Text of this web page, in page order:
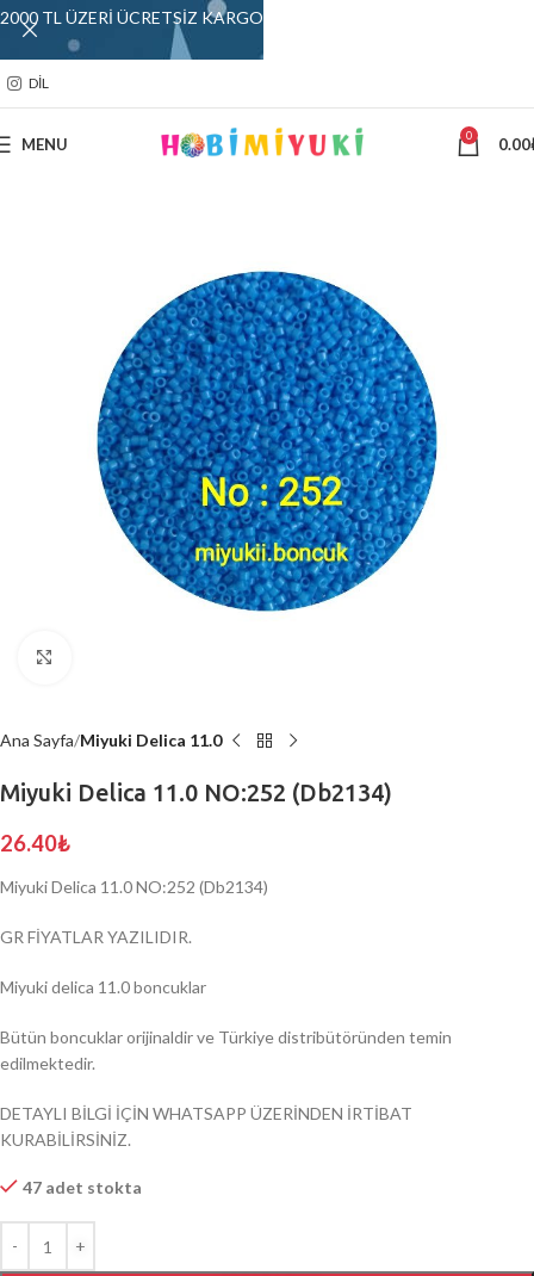
DIL
MENU 0 0.00
Ana Sayfa Miyuki Delica 11.0
Miyuki Delica 11.0 NO:252 (Db2134)
26.40₺
Miyuki Delica 11.0 NO:252 (Db2134)
GR FİYATLAR YAZILIDIR.
Miyuki delica 11.0 boncuklar
Bütün boncuklar orijinaldir ve Türkiye distribütöründen temin
edilmektedir.
DETAYLI BİLGİ İÇİN WHATSAPP ÜZERİNDEN İRTİBAT
KURABİLİRSİNİZ.
47 adet stokta
2000 TL ÜZERİ ÜCRETSİZ KARGO